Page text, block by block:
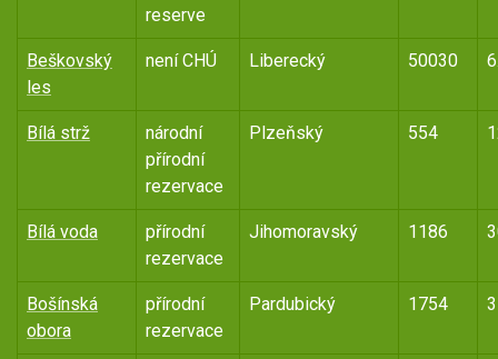
reserve
Beškovský
les
není CHÚ Liberecký 50030
Bílá strž
národní
přírodní
rezervace
Plzeňský 554
Bílá voda
přírodní
rezervace
Jihomoravský 1186
Bošínská
obora
přírodní
rezervace
Pardubický 1754